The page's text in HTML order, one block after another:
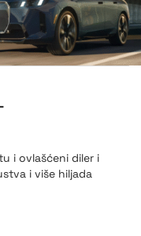
i ovlašćeni diler i
i više hiljada